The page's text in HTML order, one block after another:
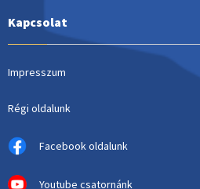
Kapcsolat
Impresszum
Régi oldalunk
Facebook oldalunk
Youtube csatornánk